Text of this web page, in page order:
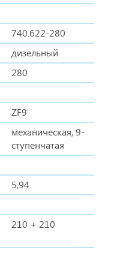
740.622-280
дизельный
280
ZF9
механическая, 9-
ступенчатая
5,94
210 + 210